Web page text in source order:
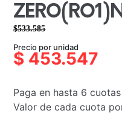
$533.585
precio
original
$533.585.
precio
actual
$453.547.
Precio por unidad
$ 453.547
Paga en hasta 6
Valor de cada cuota